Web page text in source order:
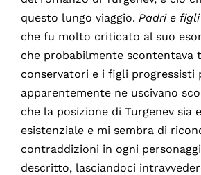
questo lungo viaggio. Padri e figli
che fu molto criticato al suo
che probabilmente scontentava
conservatori e i figli progressisti
apparentemente ne uscivano
che la posizione di Turgenev sia
esistenziale e mi sembra di
contraddizioni in ogni
descritto, lasciandoci